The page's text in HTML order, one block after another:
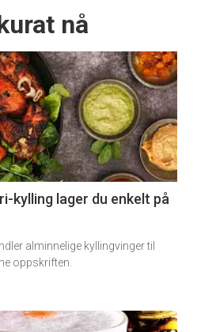
nå
kylling lager du enkelt på
alminnelige kyllingvinger til
oppskriften.